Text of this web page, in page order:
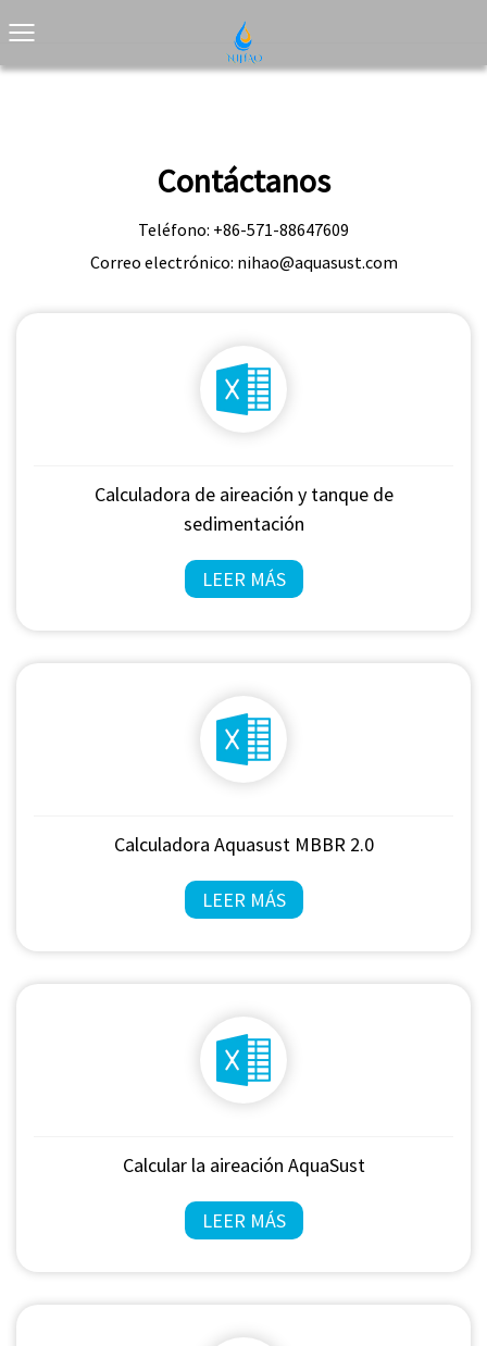
Contáctanos
Teléfono: +86-571-88647609
Correo electrónico: nihao@aquasust.com
Calculadora de aireación y tanque de
sedimentación
LEER MÁS
Calculadora Aquasust MBBR 2.0
LEER MÁS
Calcular la aireación AquaSust
LEER MÁS